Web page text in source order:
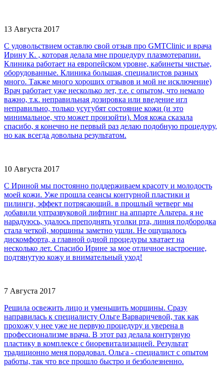
13 Августа 2017
С удовольствием оставлю свой отзыв про GMTClinic и врача
Ирину К. , которая делала мне процедуру плазмотерапии.
Клиника работает на европейском уровне, кабинеты чистые,
оборудованные. Клиника большая, специалистов разных
много. Также много хороших отзывов и мой не исключение)
Врач работает уже несколько лет, т.е. с опытом, что немало
важно, т.к. неправильная дозировка или введение игл
неправильно, только усугубят состояние кожи (и это
минимальное, что может произойти). Моя кожа сказала
спасибо, я конечно не первый раз делаю подобную процедуру,
но как всегда довольна результатом.
10 Августа 2017
С Ириной мы постоянно поддерживаем красоту и молодость
моей кожи. Уже прошла сеансы контурной пластики и
пилинги, эффект потрясающий. в прошлый четверг мы
добавили ултразвуковой лифтинг на аппарте Альтера. я не
нарадуюсь, удалось преподнять уголки рта, линия подбородка
стала четкой, морщины заметно ушли. Не ощущалось
дискомфорта, а главной одной процедуры хватает на
несколько лет. Спасибо Ирине за мое отличное настроение,
подтянутую кожу и внимательный уход!
7 Августа 2017
Решила освежить лицо и уменьшить морщины. Сразу
направилась к специалисту Ольге Варваричевой, так как
прохожу у нее уже не первую процедуру и уверена в
профессионализме врача. В этот раз делала контурную
пластику в комплексе с биоревитализацией. Результат
традиционно меня порадовал. Ольга - специалист с опытом
работы, так что все прошло быстро и безболезненно.